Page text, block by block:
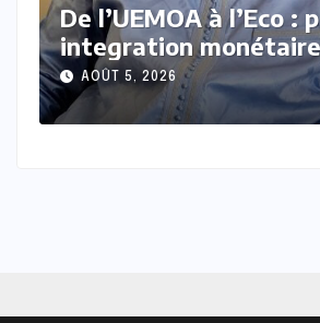
l’UEMOA à l’Eco : pour une
monétaire
de la CEDEAO Par
Amath Ndiaye,
5, 2026